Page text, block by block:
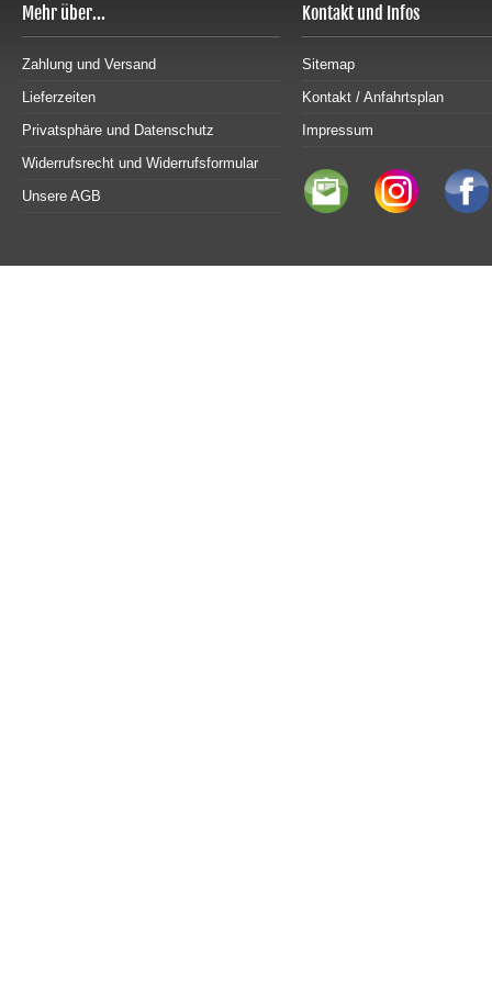
Mehr über...
Zahlung und Versand
Lieferzeiten
Privatsphäre und Datenschutz
Widerrufsrecht und Widerrufsformular
Unsere AGB
Kontakt und Infos
Sitemap
Kontakt / Anfahrtsplan
Impressum